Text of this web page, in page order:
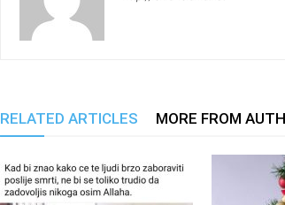
RELATED ARTICLES MORE FROM